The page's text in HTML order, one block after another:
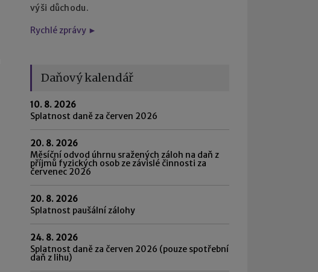
výši důchodu.
Rychlé zprávy ►
Daňový kalendář
10. 8. 2026
Splatnost daně za červen 2026
20. 8. 2026
Měsíční odvod úhrnu sražených záloh na daň z
příjmů fyzických osob ze závislé činnosti za
červenec 2026
20. 8. 2026
Splatnost paušální zálohy
24. 8. 2026
Splatnost daně za červen 2026 (pouze spotřební
daň z lihu)